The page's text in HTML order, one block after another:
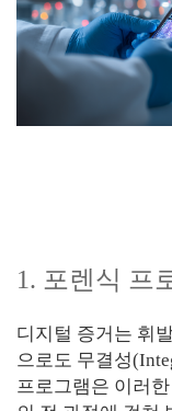
1. 포렌식 프
디지털 증거는 휘
으로도 무결성
프로그램은 이러